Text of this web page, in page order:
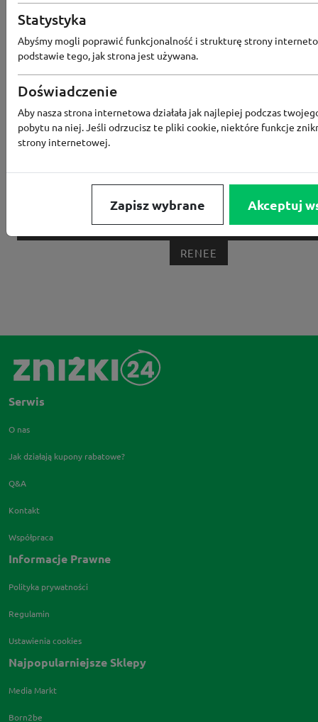
Popularne sklepy
RTV EURO AGD MODIVO HEBE
BORN2BE
KOMFORT CCC SMYK
MEDIA MARKT ALLEGRO PAY
ZNAK BIG STAR
BIEDRONKA HOME
RENEE
Serwis
O nas
Jak działają kupony rabatowe?
Q&A
Kontakt
Współpraca
Informacje Prawne
Polityka prywatności
Regulamin
Ustawienia cookies
Najpopularniejsze Sklepy
Media Markt
Born2be
Statystyka
Abyśmy mogli poprawić funkcjonalność i strukturę strony
podstawie tego, jak strona jest używana.
Doświadczenie
Aby nasza strona internetowa działała jak najlepiej podczas
pobytu na niej. Jeśli odrzucisz te pliki cookie, niektóre funkcje
strony internetowej.
Zapisz wybrane Akceptuj